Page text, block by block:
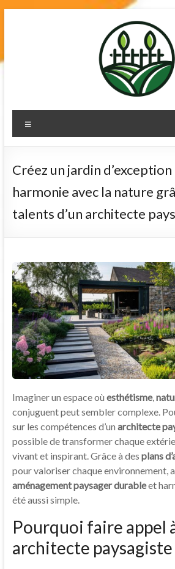
terre-de-
diatomee.net
Créez un jardin d’exception
harmonie avec la nature
talents d’un architecte
Imaginer un espace où esthétisme,
conjuguent peut sembler complexe.
sur les compétences d’un architecte
possible de transformer chaque
vivant et inspirant. Grâce à des plans
pour valoriser chaque environnement,
aménagement paysager durableet
été aussi simple.
Pourquoi faire appel
architecte paysagiste